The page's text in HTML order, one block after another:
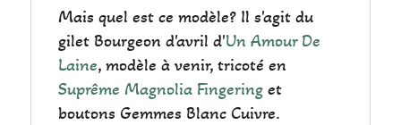
Mais quel est ce modèle? Il s'agit du
gilet Bourgeon d'avril d'Un Amour De
Laine, modèle à venir, tricoté en
Suprême Magnolia Fingeringet
boutons Gemmes Blanc Cuivre.